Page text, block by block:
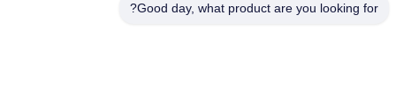
Good day, what product are you looking for?